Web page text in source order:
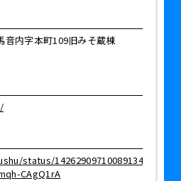
音内字本町109旧みそ蔵棟
status/1426290971008913409?
CAgQ1rA